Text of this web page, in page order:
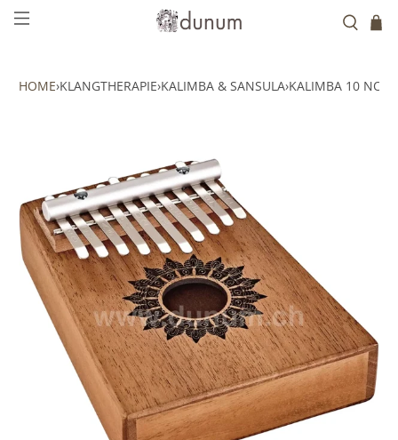
HOME›KLANGTHERAPIE›KALIMBA & SANSULA›KALIMBA 10